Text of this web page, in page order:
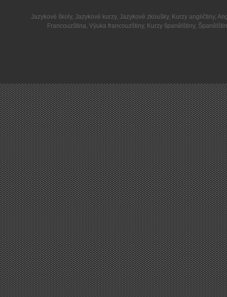
Jazykové školy, Jazykové kurzy, Jazykové zkoušky, Kurzy angličtiny,
Francouzština,Výuka francouzštiny, Kurzy španělštiny,